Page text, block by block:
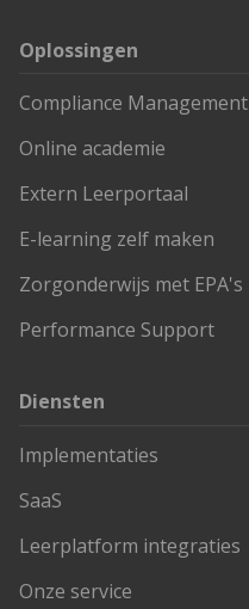
Oplossingen
Compliance Management
Online academie
Extern Leerportaal
E-learning zelf maken
Zorgonderwijs met EPA's
Performance Support
Diensten
Implementaties
SaaS
Leerplatform integraties
Onze service